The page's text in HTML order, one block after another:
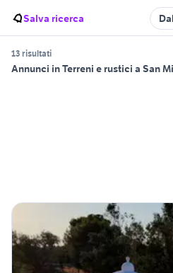
Salva ricerca
13 risultati
Annunci in Terreni e rustici a San